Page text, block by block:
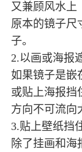
又兼顾风水上
原本的镜子尺
子。
2.以画或海报
如果镜子是嵌
或贴上海报挡
方向不可流向
3.贴上壁纸挡
除了挂画和海